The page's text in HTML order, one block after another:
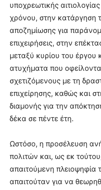
υποχρεωτικής
χρόνου, στην κατάργηση
αποζημίωσης για
επιχειρήσεις, στην
μεταξύ κυρίου του έργου
ατυχήματα που
σχετιζόμενους με τη
επιχείρησης, καθώς και
διαμονής για την
δέκα σε πέντε έτη.
Ωστόσο, η προσέλευση
πολιτών και, ως εκ
απαιτούμενη πλειοψηφία
απαιτούταν για να